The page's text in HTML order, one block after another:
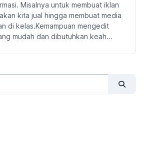
Misalnya untuk membuat iklan
kita jual hingga membuat media
di kelas.Kemampuan mengedit
mudah dan dibutuhkan keah...